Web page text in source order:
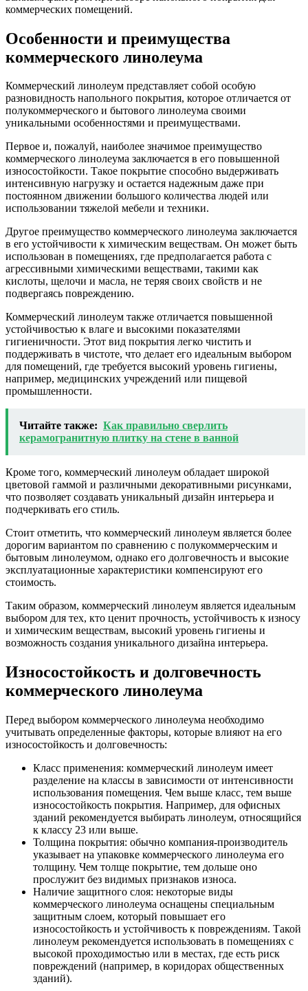
коммерческих помещений.
Особенности и преимущества
коммерческого линолеума
Коммерческий линолеум представляет собой особую
разновидность напольного покрытия, которое отличается от
полукоммерческого и бытового линолеума своими
уникальными особенностями и преимуществами.
Первое и, пожалуй, наиболее значимое преимущество
коммерческого линолеума заключается в его повышенной
износостойкости. Такое покрытие способно выдерживать
интенсивную нагрузку и остается надежным даже при
постоянном движении большого количества людей или
использовании тяжелой мебели и техники.
Другое преимущество коммерческого линолеума заключается
в его устойчивости к химическим веществам. Он может быть
использован в помещениях, где предполагается работа с
агрессивными химическими веществами, такими как
кислоты, щелочи и масла, не теряя своих свойств и не
подвергаясь повреждению.
Коммерческий линолеум также отличается повышенной
устойчивостью к влаге и высокими показателями
гигиеничности. Этот вид покрытия легко чистить и
поддерживать в чистоте, что делает его идеальным выбором
для помещений, где требуется высокий уровень гигиены,
например, медицинских учреждений или пищевой
промышленности.
Читайте также: Как правильно сверлить
керамогранитную плитку на стене в ванной
Кроме того, коммерческий линолеум обладает широкой
цветовой гаммой и различными декоративными рисунками,
что позволяет создавать уникальный дизайн интерьера и
подчеркивать его стиль.
Стоит отметить, что коммерческий линолеум является более
дорогим вариантом по сравнению с полукоммерческим и
бытовым линолеумом, однако его долговечность и высокие
эксплуатационные характеристики компенсируют его
стоимость.
Таким образом, коммерческий линолеум является идеальным
выбором для тех, кто ценит прочность, устойчивость к износу
и химическим веществам, высокий уровень гигиены и
возможность создания уникального дизайна интерьера.
Износостойкость и долговечность
коммерческого линолеума
Перед выбором коммерческого линолеума необходимо
учитывать определенные факторы, которые влияют на его
износостойкость и долговечность:
Класс применения: коммерческий линолеум имеет
разделение на классы в зависимости от интенсивности
использования помещения. Чем выше класс, тем выше
износостойкость покрытия. Например, для офисных
зданий рекомендуется выбирать линолеум, относящийся
к классу 23 или выше.
Толщина покрытия: обычно компания-производитель
указывает на упаковке коммерческого линолеума его
толщину. Чем толще покрытие, тем дольше оно
прослужит без видимых признаков износа.
Наличие защитного слоя: некоторые виды
коммерческого линолеума оснащены специальным
защитным слоем, который повышает его
износостойкость и устойчивость к повреждениям. Такой
линолеум рекомендуется использовать в помещениях с
высокой проходимостью или в местах, где есть риск
повреждений (например, в коридорах общественных
зданий).